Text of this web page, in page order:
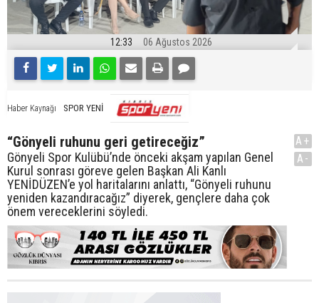
12:33 06 Ağustos 2026
Haber Kaynağı SPOR YENİ
“Gönyeli ruhunu geri getireceğiz”
Gönyeli Spor Kulübü’nde önceki akşam yapılan Genel
Kurul sonrası göreve gelen Başkan Ali Kanlı
YENİDÜZEN’e yol haritalarını anlattı, “Gönyeli ruhunu
yeniden kazandıracağız” diyerek, gençlere daha çok
önem vereceklerini söyledi.
A+
A-